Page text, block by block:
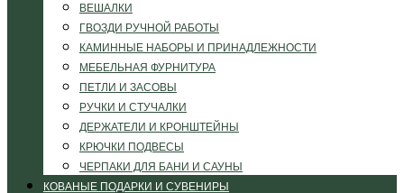
ВЕШАЛКИ
ГВОЗДИ РУЧНОЙ РАБОТЫ
КАМИННЫЕ НАБОРЫ И ПРИНАДЛЕЖНОСТИ
МЕБЕЛЬНАЯ ФУРНИТУРА
ПЕТЛИ И ЗАСОВЫ
РУЧКИ И СТУЧАЛКИ
ДЕРЖАТЕЛИ И КРОНШТЕЙНЫ
КРЮЧКИ ПОДВЕСЫ
ЧЕРПАКИ ДЛЯ БАНИ И САУНЫ
КОВАНЫЕ ПОДАРКИ И СУВЕНИРЫ